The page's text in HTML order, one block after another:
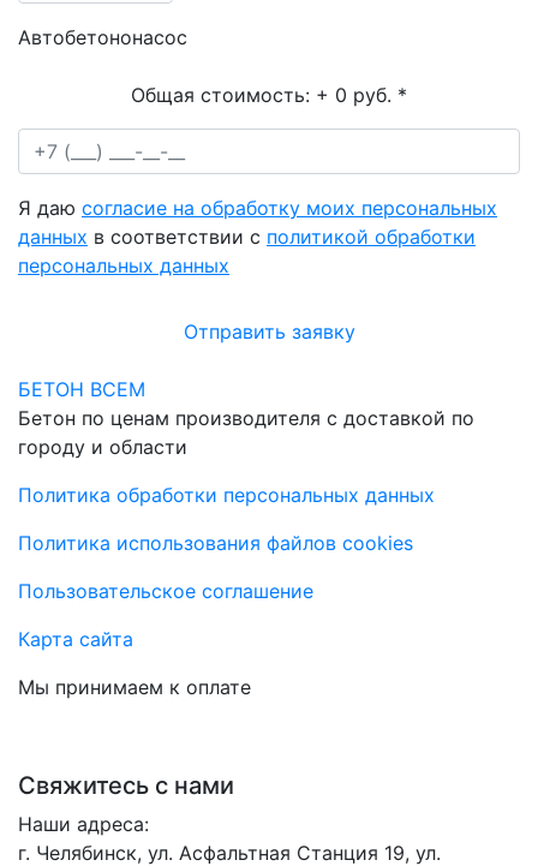
Автобетононасос
Общая стоимость: + 0 руб. *
Я даю согласие на обработку моих персональных
данных в соответствии с политикой обработки
персональных данных
Отправить заявку
БЕТОН ВСЕМ
Бетон по ценам производителя с доставкой по
городу и области
Политика обработки персональных данных
Политика использования файлов cookies
Пользовательское соглашение
Карта сайта
Мы принимаем к оплате
Свяжитесь с нами
Наши адреса:
г. Челябинск, ул. Асфальтная Станция 19, ул.